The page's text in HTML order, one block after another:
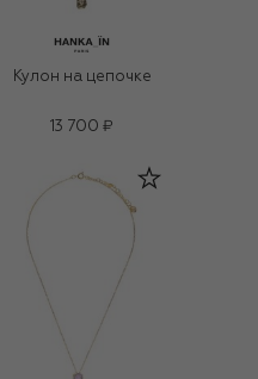
Кулон на цепочке
13 700 ₽